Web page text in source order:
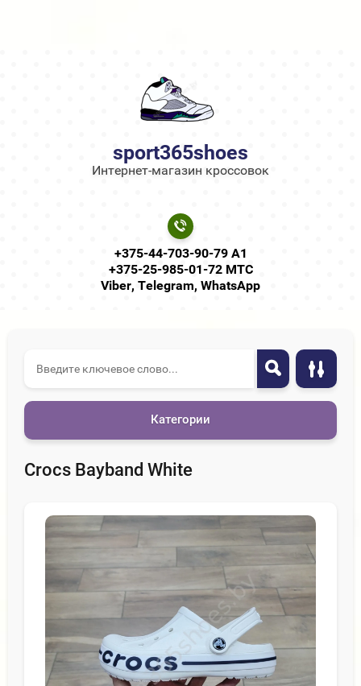
sport365shoes
Интернет-магазин кроссовок
+375-44-703-90-79 А1
+375-25-985-01-72 МТС
Viber, Telegram, WhatsApp
Категории
Crocs Bayband White